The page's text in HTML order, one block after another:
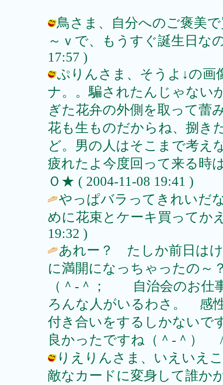
鳥さま、自分へのご褒美
～ｖで、もうすぐ誕生日な
17:57 )
ぷりんさま、そうよ↓の画
ナ。。騙されたんじゃない
ぎた花弁の外側を取って蕾
花も生ものだからね、捌き
ど。男の人はそこまで考え
疲れたよ今度回って来る時
Ｏ★ ( 2004-11-08 19:41 )
やっぱバラってきれいだ
めに花束とケーキ買ってか
19:32 )
あれー？ たしか前日は
に満開になっちゃったの
（＾‐＾； 自治会のお
ろんな人がいるわさ。 感
付き合いをするしかない
良かったですね（＾‐＾）
りえりんさま、いえいえ
敵なカードに変身して誰か